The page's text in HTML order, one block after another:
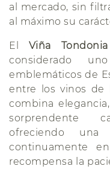
al mercado, sin
al máximo su
El Viña
considerado
emblemáticos de
entre los vinos de
combina
sorprendente
ofreciendo una
continuamente
recompensa la